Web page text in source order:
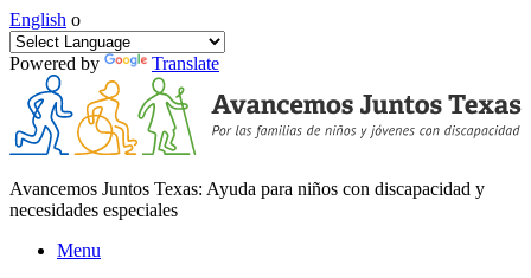
English o
Powered by Translate
Avancemos Juntos Texas: Ayuda para niños con discapacidad y
necesidades especiales
Menu